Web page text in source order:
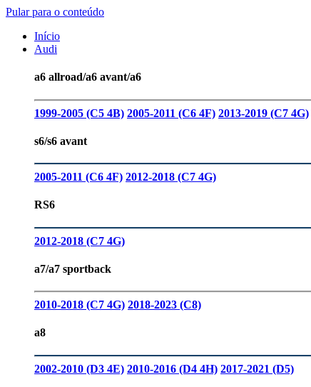
Pular para o conteúdo
Início
Audi
a6 allroad/a6 avant/a6
1999-2005 (C5 4B) 2005-2011 (C6 4F) 2013-2019 (C7 4G)
s6/s6 avant
2005-2011 (C6 4F) 2012-2018 (C7 4G)
RS6
2012-2018 (C7 4G)
a7/a7 sportback
2010-2018 (C7 4G) 2018-2023 (C8)
a8
2002-2010 (D3 4E) 2010-2016 (D4 4H) 2017-2021 (D5)